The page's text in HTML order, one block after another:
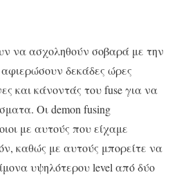
να ασχοληθούν σοβαρά με την
δεκάδες ώρες
και κάνοντάς του fuse για να
Οι demon fusing
με αυτούς που είχαμε
καθώς με αυτούς μπορείτε να
υψηλότερου level από δύο